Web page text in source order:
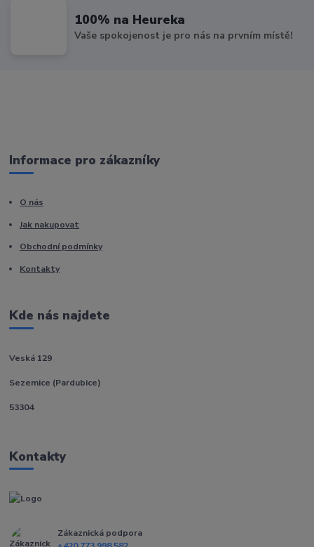
100% na Heureka
Vaše spokojenost je pro nás na prvním místě!
Informace pro zákazníky
O nás
Jak nakupovat
Obchodní podmínky
Kontakty
Kde nás najdete
Veská 129
Sezemice (Pardubice)
53304
Kontakty
Zákaznická podpora